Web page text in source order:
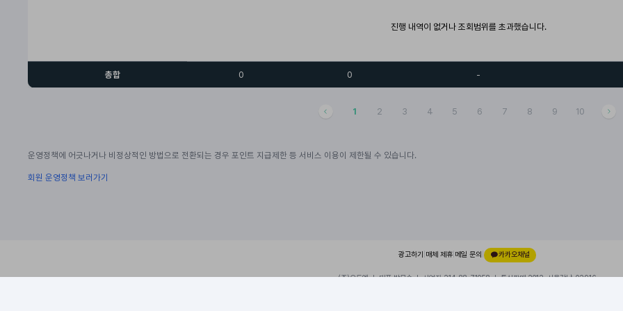
진행 내역이 없거나 조회범위를 초과했습니다.
총합 0 0 -
1 2 3 4 5 6 7 8 9 10
운영정책에 어긋나거나 비정상적인 방법으로 전환되는 경우 포인트 지급제한 등 서비스 이용이 제한될 수 있습니다.
회원 운영정책 보러가기
광고하기 매체 제휴 메일 문의 | 카카오채널
(주)오드엠 ㅣ 대표 박무순 ㅣ 사업자 214-88-71058 ㅣ 통신판매 2012-서울강남-02916